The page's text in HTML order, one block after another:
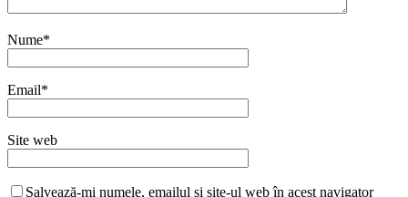
Nume*
Email*
Site web
Salvează-mi numele, emailul și site-ul web în acest navigator